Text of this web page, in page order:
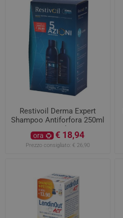
Restivoil Derma Expert
Shampoo Antiforfora 250ml
e Siero 150ml 5 azioni
ora € 18,94
Prezzo consigliato: € 26,90